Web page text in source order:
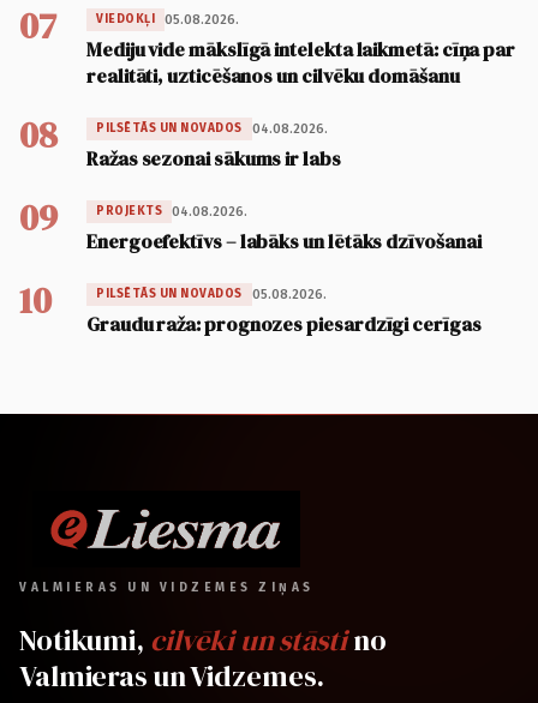
07 VIEDOKĻI 05.08.2026.
Mediju vide mākslīgā intelekta laikmetā: cīņa par
realitāti, uzticēšanos un cilvēku domāšanu
08 PILSĒTĀS UN NOVADOS 04.08.2026.
Ražas sezonai sākums ir labs
09 PROJEKTS 04.08.2026.
Energoefektīvs – labāks un lētāks dzīvošanai
10 PILSĒTĀS UN NOVADOS 05.08.2026.
Graudu raža: prognozes piesardzīgi cerīgas
VALMIERAS UN VIDZEMES ZIŅAS
Notikumi, cilvēki un stāstino
Valmieras un Vidzemes.